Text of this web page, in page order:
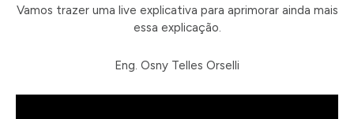
Vamos trazer uma live explicativa para aprimorar ainda mais
essa explicação.
Eng. Osny Telles Orselli